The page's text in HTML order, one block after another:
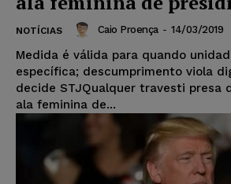
NOTÍCIAS Caio Proença - 14/03/2019
Medida é válida para quando
específica; descumprimento viola
decide STJQualquer travesti presa
ala feminina de...